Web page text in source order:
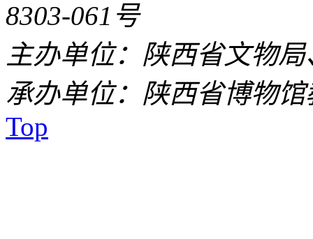
8303-061号
主办单位：陕西省文物
承办单位：陕西省博物
Top